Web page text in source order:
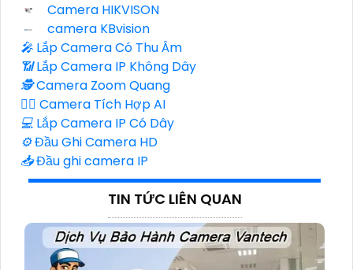
Camera HIKVISON
camera KBvision
️🎤️ Lắp Camera Có Thu Âm
📶Lắp Camera IP Không Dây
🕵️Camera Zoom Quang
🧛‍♀️ Camera Tích Hợp AI
💻 Lắp Camera IP Có Dây
⚙️Đầu Ghi Camera HD
📥Đầu ghi camera IP
TIN TỨC LIÊN QUAN